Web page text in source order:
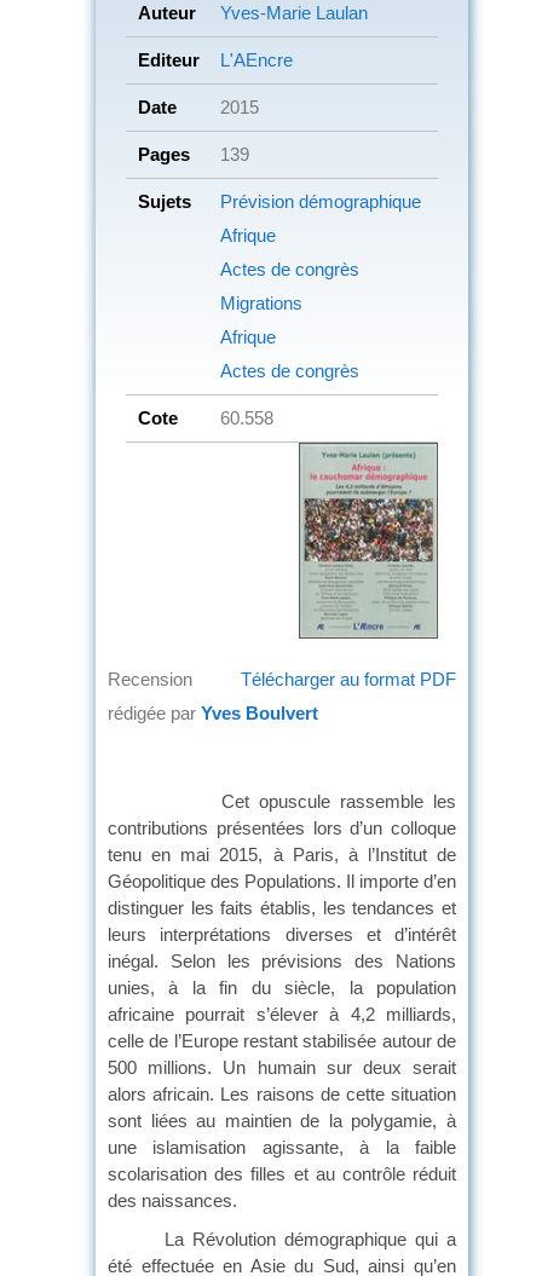
Auteur Yves-Marie Laulan
Editeur L'AEncre
Date 2015
Pages 139
Sujets
Prévision démographique
Afrique
Actes de congrès
Migrations
Afrique
Actes de congrès
Cote 60.558
Télécharger au format PDF
Recension
rédigée par Yves Boulvert
Cet opuscule rassemble les
contributions présentées lors d’un colloque
tenu en mai 2015, à Paris, à l’Institut de
Géopolitique des Populations. Il importe d’en
distinguer les faits établis, les tendances et
leurs interprétations diverses et d’intérêt
inégal. Selon les prévisions des Nations
unies, à la fin du siècle, la population
africaine pourrait s’élever à 4,2 milliards,
celle de l’Europe restant stabilisée autour de
500 millions. Un humain sur deux serait
alors africain. Les raisons de cette situation
sont liées au maintien de la polygamie, à
une islamisation agissante, à la faible
scolarisation des filles et au contrôle réduit
des naissances.
La Révolution démographique qui a
été effectuée en Asie du Sud, ainsi qu’en